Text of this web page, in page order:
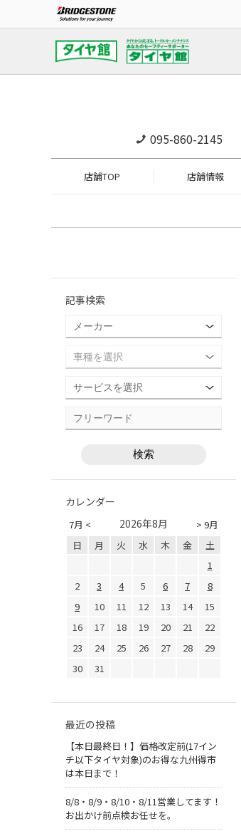
095-860-2145
店舗TOP 店舗情報
記事検索
カレンダー
7月 < > 9月
2026年8月
日 月 火 水 木 金
土
1
2
3 4 5 6 7
8
9
10 11 12 13 14
15
16
17 18 19 20 21
22
23
24 25 26 27 28
29
30
31
最近の投稿
【本日最終日！】価格改定前(17イン
チ以下タイヤ対象)のお得な九州得市
は本日まで！
8/8・8/9・8/10・8/11営業してます！
お出かけ前点検お任せを。